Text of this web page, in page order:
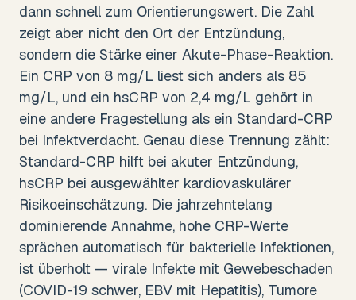
dann schnell zum Orientierungswert. Die Zahl
zeigt aber nicht den Ort der Entzündung,
sondern die Stärke einer Akute-Phase-Reaktion.
Ein CRP von 8 mg/L liest sich anders als 85
mg/L, und ein hsCRP von 2,4 mg/L gehört in
eine andere Fragestellung als ein Standard-CRP
bei Infektverdacht. Genau diese Trennung zählt:
Standard-CRP hilft bei akuter Entzündung,
hsCRP bei ausgewählter kardiovaskulärer
Risikoeinschätzung. Die jahrzehntelang
dominierende Annahme, hohe CRP-Werte
sprächen automatisch für bakterielle Infektionen,
ist überholt — virale Infekte mit Gewebeschaden
(COVID-19 schwer, EBV mit Hepatitis), Tumore